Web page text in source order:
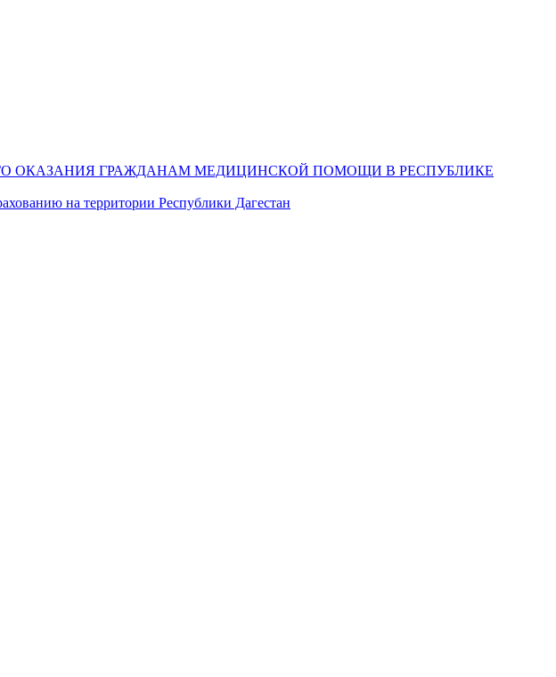
ОКАЗАНИЯ ГРАЖДАНАМ МЕДИЦИНСКОЙ ПОМОЩИ В РЕСПУБЛИКЕ
на территории Республики Дагестан